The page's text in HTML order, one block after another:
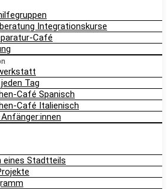
Integrationskurse
Café
Tag
Café Spanisch
Café Italienisch
eines Stadtteils